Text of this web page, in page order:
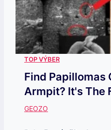
Find Papillomas
Armpit? It's The